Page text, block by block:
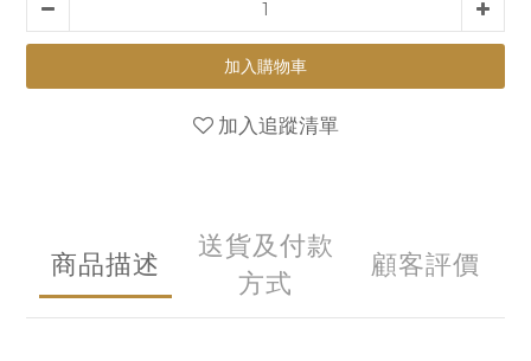
加入購物車
加入追蹤清單
商品描述
送貨及付款
方式
顧客評價